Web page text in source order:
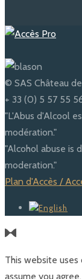
© SAS Château
+ 33 (0) 5 57 55
"L'Abus d'Alcool
modération."
"Alcohol abuse is
moderation."
Plan d'Accès /
This website
assume you